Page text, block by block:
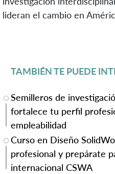
lideran el cambio en
TAMBIÉN TE PUEDE
Semilleros de
fortalece tu perfil
empleabilidad
Curso en Diseño
profesional y prepárate
internacional CSWA